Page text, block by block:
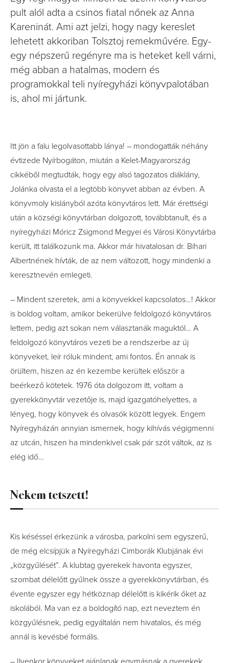
pult alól adta a csinos fiatal nőnek az Anna
Kareninát. Ami azt jelzi, hogy nagy kereslet
lehetett akkoriban Tolsztoj remekművére. Egy-
egy népszerű regényre ma is heteket kell várni,
még abban a hatalmas, modern és
programokkal teli nyíregyházi könyvpalotában
is, ahol mi jártunk.
Itt jön a falu legolvasottabb lánya! – mondogatták néhány
évtizede Nyírbogáton, miután a Kelet-Magyarország
cikkéből megtudták, hogy egy alsó tagozatos diáklány,
Jolánka olvasta el a legtöbb könyvet abban az évben. A
könyvmoly kislányból azóta könyvtáros lett. Már érettségi
után a községi könyvtárban dolgozott, továbbtanult, és a
nyíregyházi Móricz Zsigmond Megyei és Városi Könyvtárba
került, itt találkozunk ma. Akkor már hivatalosan dr. Bihari
Albertnének hívták, de az nem változott, hogy mindenki a
keresztnevén emlegeti.
– Mindent szeretek, ami a könyvekkel kapcsolatos…! Akkor
is boldog voltam, amikor bekerülve feldolgozó könyvtáros
lettem, pedig azt sokan nem választanák maguktól… A
feldolgozó könyvtáros vezeti be a rendszerbe az új
könyveket, leír róluk mindent, ami fontos. Én annak is
örültem, hiszen az én kezembe kerültek először a
beérkező kötetek. 1976 óta dolgozom itt, voltam a
gyerekkönyvtár vezetője is, majd igazgatóhelyettes, a
lényeg, hogy könyvek és olvasók között legyek. Engem
Nyíregyházán annyian ismernek, hogy kihívás végigmenni
az utcán, hiszen ha mindenkivel csak pár szót váltok, az is
elég idő…
Nekem tetszett!
Kis késéssel érkezünk a városba, parkolni sem egyszerű,
de még elcsípjük a Nyíregyházi Cimborák Klubjának évi
„közgyűlését”. A klubtag gyerekek havonta egyszer,
szombat délelőtt gyűlnek össze a gyerekkönyvtárban, és
évente egyszer egy hétköznap délelőtt is kikérik őket az
iskolából. Ma van ez a boldogító nap, ezt neveztem én
közgyűlésnek, pedig egyáltalán nem hivatalos, és még
annál is kevésbé formális.